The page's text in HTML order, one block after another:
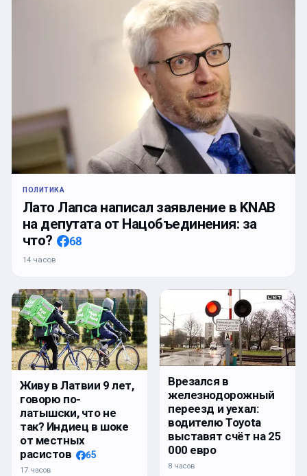
ПОЛИТИКА
Лато Лапса написал заявление в KNAB
на депутата от Нацобъединения: за
что?
68
14 часов
Живу в Латвии 9 лет,
говорю по-
латышски, что не
так? Индиец в шоке
от местных
расистов
65
17 часов
Врезался в
железнодорожный
переезд и уехал:
водителю Toyota
выставят счёт на 25
000 евро
8 часов